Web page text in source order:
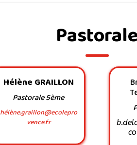
Pastorale
Hélène GRAILLON
Pastorale 5ème
hélène.graillon@ecolepro
vence.fr